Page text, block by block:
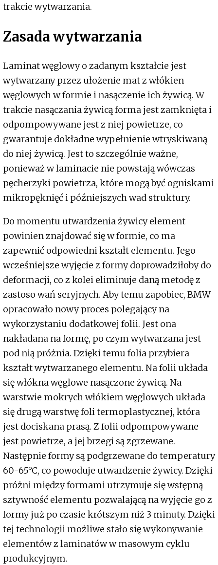
trakcie wytwarzania.
Zasada wytwarzania
Laminat węglowy o zadanym kształcie jest
wytwarzany przez ułożenie mat z włókien
węglowych w formie i nasączenie ich żywicą. W
trakcie nasączania żywicą forma jest zamknięta i
odpompowywane jest z niej powietrze, co
gwarantuje dokładne wypełnienie wtryskiwaną
do niej żywicą. Jest to szczególnie ważne,
ponieważ w laminacie nie powstają wówczas
pęcherzyki powietrza, które mogą być ogniskami
mikropęknięć i późniejszych wad struktury.
Do momentu utwardzenia żywicy element
powinien znajdować się w formie, co ma
zapewnić odpowiedni kształt elementu. Jego
wcześniejsze wyjęcie z formy doprowadziłoby do
deformacji, co z kolei eliminuje daną metodę z
zastoso wań seryjnych. Aby temu zapobiec, BMW
opracowało nowy proces polegający na
wykorzystaniu dodatkowej folii. Jest ona
nakładana na formę, po czym wytwarzana jest
pod nią próżnia. Dzięki temu folia przybiera
kształt wytwarzanego elementu. Na folii układa
się włókna węglowe nasączone żywicą. Na
warstwie mokrych włókiem węglowych układa
się drugą warstwę foli termoplastycznej, która
jest dociskana prasą. Z folii odpompowywane
jest powietrze, a jej brzegi są zgrzewane.
Następnie formy są podgrzewane do temperatury
60-65°C, co powoduje utwardzenie żywicy. Dzięki
próżni między formami utrzymuje się wstępną
sztywność elementu pozwalającą na wyjęcie go z
formy już po czasie krótszym niż 3 minuty. Dzięki
tej technologii możliwe stało się wykonywanie
elementów z laminatów w masowym cyklu
produkcyjnym.